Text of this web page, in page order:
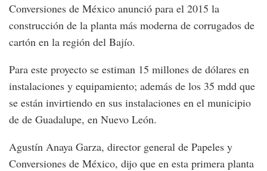
Conversiones de México anunció para el 2015 la
construcción de la planta más moderna de corrugados de
cartón en la región del Bajío.
Para este proyecto se estiman 15 millones de dólares en
instalaciones y equipamiento; además de los 35 mdd que
se están invirtiendo en sus instalaciones en el municipio
de de Guadalupe, en Nuevo León.
Agustín Anaya Garza, director general de Papeles y
Conversiones de México, dijo que en esta primera planta